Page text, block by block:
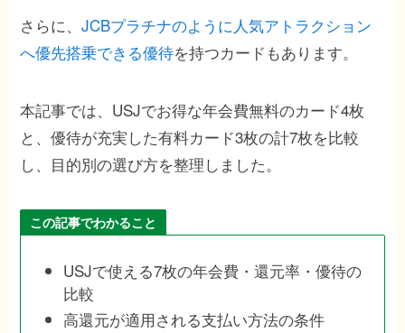
さらに、JCBプラチナのように人気アトラクション
へ優先搭乗できる優待を持つカードもあります。
本記事では、USJでお得な年会費無料のカード4枚
と、優待が充実した有料カード3枚の計7枚を比較
し、目的別の選び方を整理しました。
この記事でわかること
USJで使える7枚の年会費・還元率・優待の
比較
高還元が適用される支払い方法の条件